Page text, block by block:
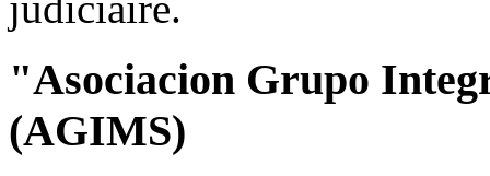
"Asociacion Grupo
(AGIMS)